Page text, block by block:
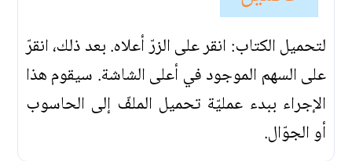
لتحميل الكتاب: انقر على الزرّ أعلاه. بعد ذلك، انقرّ
على السهم الموجود في أعلى الشاشة. سيقوم هذا
الإجراء ببدء عمليّة تحميل الملفّ إلى الحاسوب
أو الجوّال.